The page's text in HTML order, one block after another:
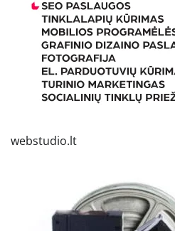
webstudio.lt